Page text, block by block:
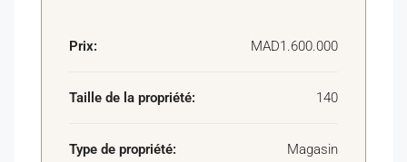
Prix: MAD1.600.000
Taille de la propriété: 140
Type de propriété: Magasin